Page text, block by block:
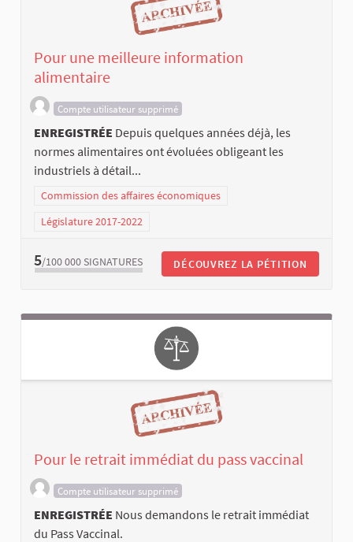
Pour une meilleure information
alimentaire
Compte utilisateur supprimé
ENREGISTRÉE Depuis quelques années déjà, les
normes alimentaires ont évoluées obligeant les
industriels à détail...
Commission des affaires économiques
Législature 2017-2022
5/100 000 SIGNATURES DÉCOUVREZ LA PÉTITION
Pour le retrait immédiat du pass vaccinal
Compte utilisateur supprimé
ENREGISTRÉE Nous demandons le retrait immédiat
du Pass Vaccinal.